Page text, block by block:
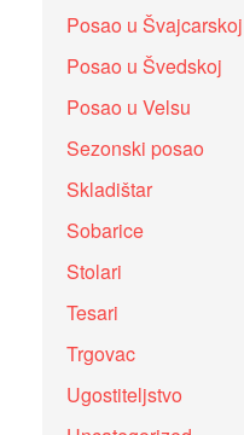
Posao u Švajcarskoj
Posao u Švedskoj
Posao u Velsu
Sezonski posao
Skladištar
Sobarice
Stolari
Tesari
Trgovac
Ugostiteljstvo